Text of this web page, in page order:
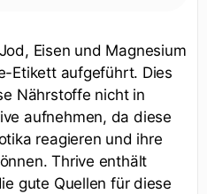
Eisen und Magnesium
Etikett aufgeführt. Dies
Nährstoffe nicht in
aufnehmen, da diese
reagieren und ihre
Thrive enthält
gute Quellen für diese